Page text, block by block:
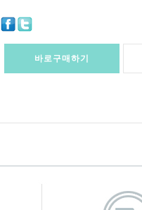
바로구매하기